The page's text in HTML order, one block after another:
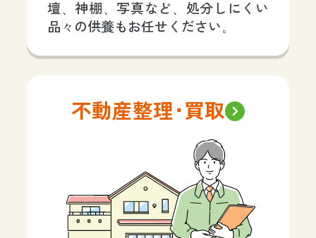
壇、神棚、写真など、処分しにくい
品々の供養もお任せください。
不動産整理･買取